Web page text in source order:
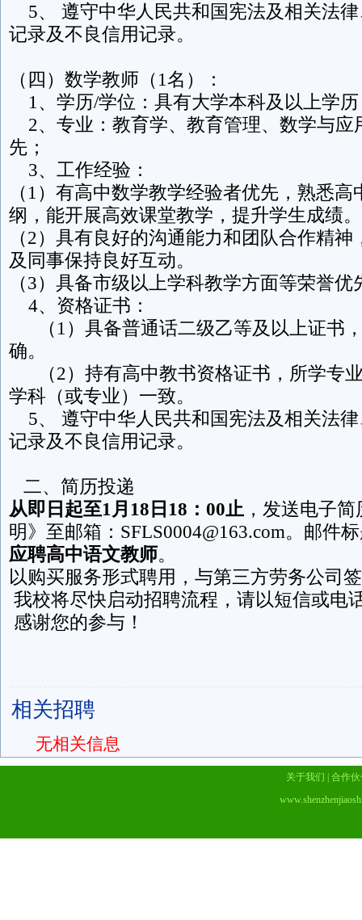
5、 遵守中华人民共和国宪法及相关法
记录及不良信用记录。
（四）数学教师（1名）：
1、学历/学位：具有大学本科及以上学
2、专业：教育学、教育管理、数学与应
先；
3、工作经验：
（1）有高中数学教学经验者优先，熟悉
纲，能开展高效课堂教学，提升学生成绩。
（2）具有良好的沟通能力和团队合作精
及同事保持良好互动。
（3）具备市级以上学科教学方面等荣誉优
4、资格证书：
（1）具备普通话二级乙等及以上证书
确。
（2）持有高中教书资格证书，所学专
学科（或专业）一致。
5、 遵守中华人民共和国宪法及相关法
记录及不良信用记录。
二、简历投递
从即日起至1月18日18：00止 ，发送电子
明》至邮箱：SFLS0004@163.com。邮件
应聘高中语文教师。
以购买服务形式聘用，与第三方劳务公司
我校将尽快启动招聘流程，请以短信或电
感谢您的参与！
相关招聘
无相关信息
关于我们
合作